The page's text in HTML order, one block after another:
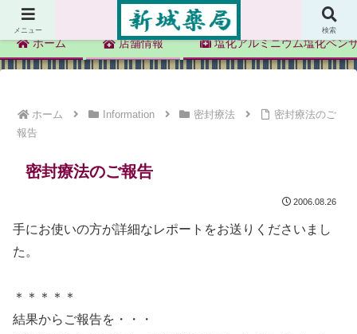
新城薬局
ホーム 店舗情報 塩化アルミニウム塩化ベン
ホーム Information 密封療法
密封療法のご
報告
密封療法のご報告
2006.08.26
手にお使いの方が詳細なレポートをお送りくださいまし
た。
＊＊＊＊＊
結果からご報告を・・・
メニュー 検索